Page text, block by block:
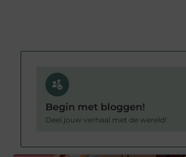
Begin met bloggen!
Deel jouw verhaal met de wereld!